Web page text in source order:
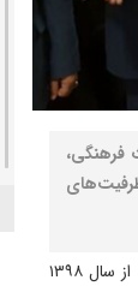
فرهنگی،
به گزارش نصر، «فاطمه داوری» افزود: خوشبختانه با توجه به ظرفیت‌های قانونی که از سال ۱۳۹۸